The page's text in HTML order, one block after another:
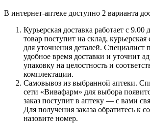
В интернет-аптеке доступно 2 варианта
Курьерская доставка работает с 9.00
товар поступит на склад, курьерская
для уточнения деталей. Специалист
удобное время доставки и уточнит
упаковку на целостность и
комплектации.
Самовывоз из выбранной аптеки.
сети «Вивафарм» для выбора
заказ поступит в аптеку — с вами
Для получения заказа обратитесь к
назовите номер.